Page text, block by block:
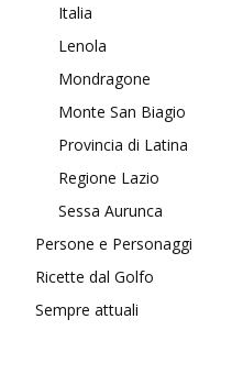
Italia
Lenola
Mondragone
Monte San Biagio
Provincia di Latina
Regione Lazio
Sessa Aurunca
Persone e Personaggi
Ricette dal Golfo
Sempre attuali